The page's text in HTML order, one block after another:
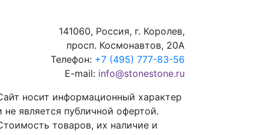
141060, Россия, г. Королев,
просп. Космонавтов, 20А
Телефон: +7 (495) 777-83-56
E-mail: info@stonestone.ru
носит информационный характер
не является публичной офертой.
товаров, их наличие и